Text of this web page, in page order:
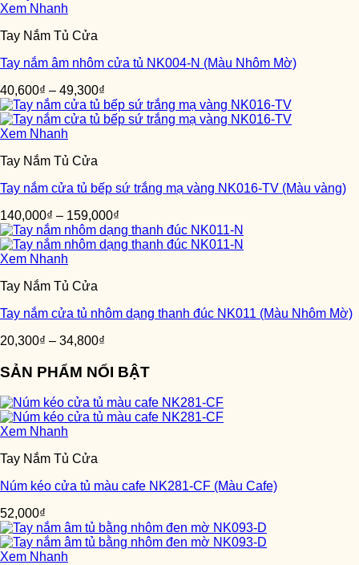
Xem Nhanh
Tay Nắm Tủ Cửa
Tay nắm âm nhôm cửa tủ NK004-N (Màu Nhôm Mờ)
40,600₫ – 49,300₫
Xem Nhanh
Tay Nắm Tủ Cửa
Tay nắm cửa tủ bếp sứ trắng mạ vàng NK016-TV (Màu vàng)
140,000₫ – 159,000₫
Xem Nhanh
Tay Nắm Tủ Cửa
Tay nắm cửa tủ nhôm dạng thanh đúc NK011 (Màu Nhôm Mờ)
20,300₫ – 34,800₫
SẢN PHẨM NỔI BẬT
Xem Nhanh
Tay Nắm Tủ Cửa
Núm kéo cửa tủ màu cafe NK281-CF (Màu Cafe)
52,000₫
Xem Nhanh